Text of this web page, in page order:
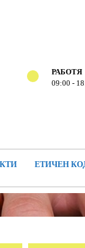
РАБОТЯ
09:00 -
ЕТИЧЕН